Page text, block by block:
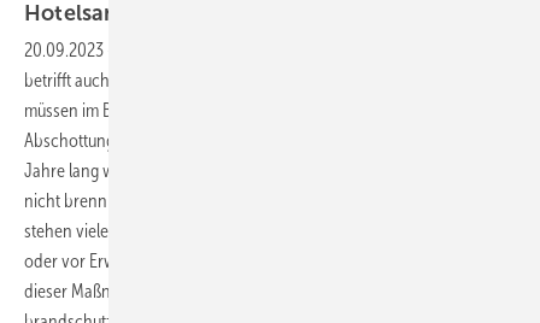
Hotelsanierungen
20.09.2023
betrifft auch die Gebäudeentwässerung. Entwässerungssysteme
müssen im Brandfall beispielsweise eine ausreichende
Abschottungswirkung zwischen den Geschossen aufweisen. Viele
Jahre lang waren in Hotelgebäuden
nicht brennbare Entwässerungsrohre aus Grauguss Standard. Nun
stehen viele dieser Bauten vor einer Sanierung, vor einem Umbau
oder vor Erweiterungen. Worauf zu achten ist, damit nach Abschluss
dieser Maßnahmen die Entwässerungsleitungen die